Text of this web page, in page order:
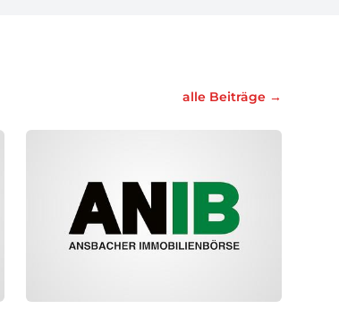
alle Beiträge →